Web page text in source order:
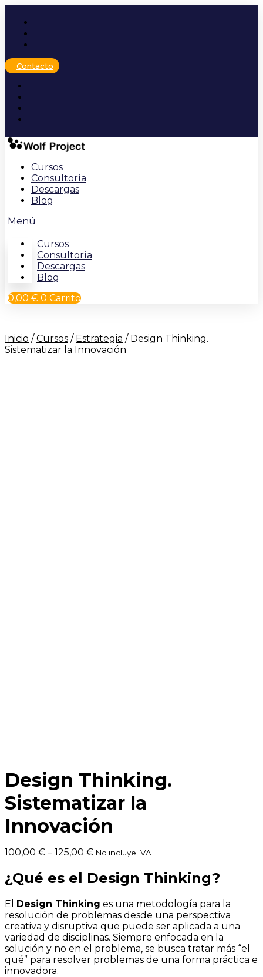
contenido
Contacto
Cursos
Consultoría
Descargas
Blog
Menú
Cursos
Consultoría
Descargas
Blog
0,00 € 0 Carrito
Inicio /Cursos / Estrategia / Design Thinking.
Sistematizar la Innovación
Design Thinking.
Sistematizar la
Innovación
100,00 € – 125,00 € No incluye IVA
¿Qué es el Design Thinking?
El Design Thinking es una metodología para la
resolución de problemas desde una perspectiva
creativa y disruptiva que puede ser aplicada a una
variedad de disciplinas. Siempre enfocada en la
solución y no en el problema, se busca tratar más “el
qué” para resolver problemas de una forma práctica e
innovadora.